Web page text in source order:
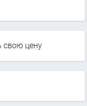
свою цену